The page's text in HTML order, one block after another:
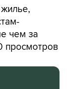
чем за
просмотров